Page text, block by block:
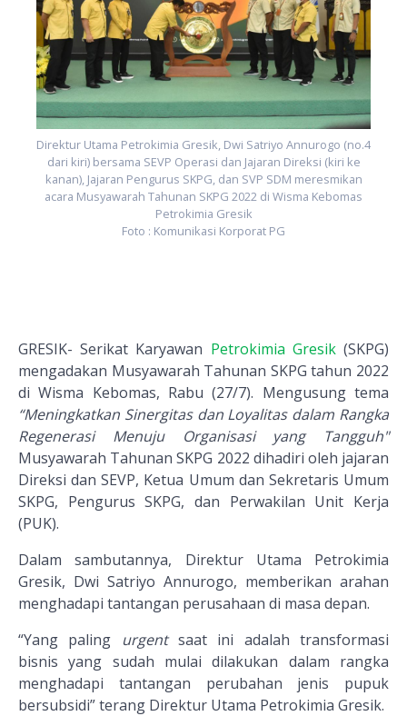
Direktur Utama Petrokimia Gresik, Dwi Satriyo Annurogo (no.4
dari kiri) bersama SEVP Operasi dan Jajaran Direksi (kiri ke
kanan), Jajaran Pengurus SKPG, dan SVP SDM meresmikan
acara Musyawarah Tahunan SKPG 2022 di Wisma Kebomas
Petrokimia Gresik
Foto : Komunikasi Korporat PG
GRESIK- Serikat Karyawan Petrokimia Gresik(SKPG)
mengadakan Musyawarah Tahunan SKPG tahun 2022
di Wisma Kebomas, Rabu (27/7). Mengusung tema
“Meningkatkan Sinergitas dan Loyalitas dalam Rangka
Regenerasi Menuju Organisasi yang Tangguh"
Musyawarah Tahunan SKPG 2022 dihadiri oleh jajaran
Direksi dan SEVP, Ketua Umum dan Sekretaris Umum
SKPG, Pengurus SKPG, dan Perwakilan Unit Kerja
(PUK).
Dalam sambutannya, Direktur Utama Petrokimia
Gresik, Dwi Satriyo Annurogo, memberikan arahan
menghadapi tantangan perusahaan di masa depan.
“Yang paling
urgentsaat ini adalah transformasi
bisnis yang sudah mulai dilakukan dalam rangka
menghadapi tantangan perubahan jenis pupuk
bersubsidi” terang Direktur Utama Petrokimia Gresik.